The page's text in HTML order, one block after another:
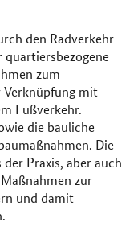
den Radverkehr
zum
Verknüpfung mit
Fußverkehr.
die bauliche
Die
Praxis, aber auch
zur
und damit